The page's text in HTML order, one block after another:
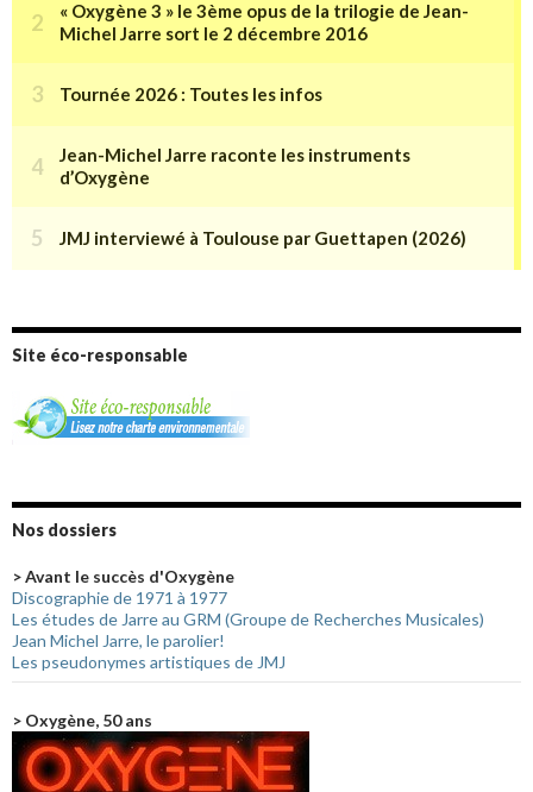
Site éco-responsable
Nos dossiers
> Avant le succès d'Oxygène
Discographie de 1971 à 1977
Les études de Jarre au GRM (Groupe de Recherches Musicales)
Jean Michel Jarre, le parolier!
Les pseudonymes artistiques de JMJ
> Oxygène, 50 ans